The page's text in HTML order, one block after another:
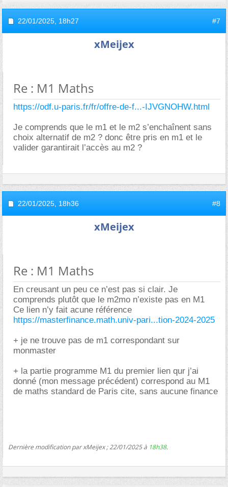
22/01/2025, 18h27 #7
xMeijex
Re : M1 Maths
https://odf.u-paris.fr/fr/offre-de-f...-IJVGNOHW.html
Je comprends que le m1 et le m2 s’enchaînent sans
choix alternatif de m2 ? donc être pris en m1 et le
valider garantirait l’accès au m2 ?
22/01/2025, 18h36 #8
xMeijex
Re : M1 Maths
En creusant un peu ce n’est pas si clair. Je
comprends plutôt que le m2mo n’existe pas en M1
Ce lien n’y fait acune référence
https://masterfinance.math.univ-pari...tion-2024-2025
+ je ne trouve pas de m1 correspondant sur
monmaster
+ la partie programme M1 du premier lien qur j’ai
donné (mon message précédent) correspond au M1
de maths standard de Paris cite, sans aucune finance
Dernière modification par xMeijex ; 22/01/2025 à 18h38.